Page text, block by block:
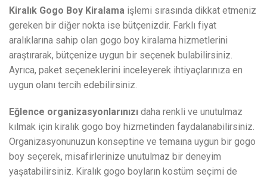
Kiralık Gogo Boy Kiralama işlemi sırasında dikkat etmeniz
gereken bir diğer nokta ise bütçenizdir. Farklı fiyat
aralıklarına sahip olan gogo boy kiralama hizmetlerini
araştırarak, bütçenize uygun bir seçenek bulabilirsiniz.
Ayrıca, paket seçeneklerini inceleyerek ihtiyaçlarınıza en
uygun olanı tercih edebilirsiniz.
Eğlence organizasyonlarınızı daha renkli ve unutulmaz
kılmak için kiralık gogo boy hizmetinden faydalanabilirsiniz.
Organizasyonunuzun konseptine ve temaına uygun bir gogo
boy seçerek, misafirlerinize unutulmaz bir deneyim
yaşatabilirsiniz. Kiralık gogo boyların kostüm seçimi de